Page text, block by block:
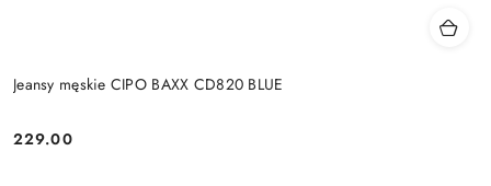
Jeansy męskie CIPO BAXX CD820 BLUE
Cena:
229.00